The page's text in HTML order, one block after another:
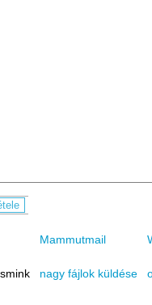
Mammutmail
nagy fájlok küldése